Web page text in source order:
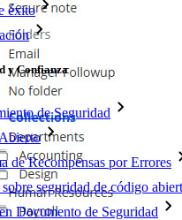
éxito
y Confianza
de Seguridad
de Recompensas por Errores
seguridad de código
Documento de Seguridad